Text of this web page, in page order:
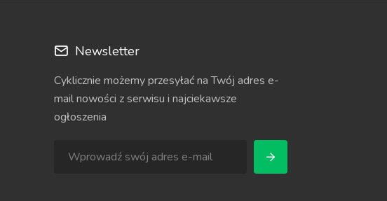
Newsletter
Cyklicznie możemy przesyłać na Twój adres e-
mail nowości z serwisu i najciekawsze
ogłoszenia